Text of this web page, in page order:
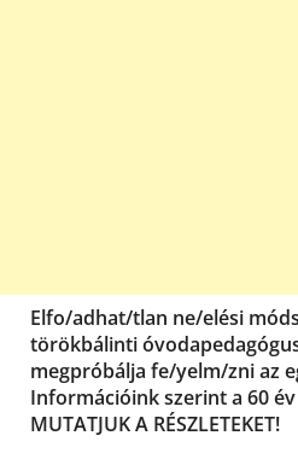
Elfo/adhat/tlan ne/elési
törökbálinti
megpróbálja fe/yelm/zni az
Információink szerint a 60
MUTATJUK A RÉSZLETEKET!